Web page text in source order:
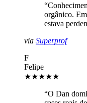
“
orgânico.
estava
via Superprof
F
Felipe
★★★★★
“O Dan